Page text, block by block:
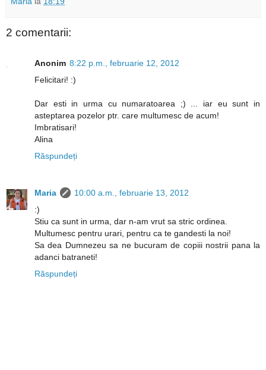
2 comentarii:
Anonim 8:22 p.m., februarie 12, 2012
Felicitari! :)
Dar esti in urma cu numaratoarea ;) ... iar eu sunt in
asteptarea pozelor ptr. care multumesc de acum!
Imbratisari!
Alina
Răspundeți
Maria
10:00 a.m., februarie 13, 2012
:)
Stiu ca sunt in urma, dar n-am vrut sa stric ordinea.
Multumesc pentru urari, pentru ca te gandesti la noi!
Sa dea Dumnezeu sa ne bucuram de copiii nostrii pana la
adanci batraneti!
Răspundeți